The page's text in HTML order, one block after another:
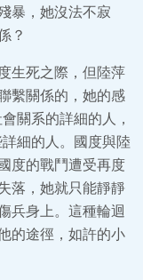
暴，她沒法不寂
？
生死之際，但陸萍
繫關係的，她的感
關系的詳細的人，
細的人。國度與陸
度的戰鬥遭受再度
落，她就只能靜靜
兵身上。這種輪迴
的途徑，如許的小